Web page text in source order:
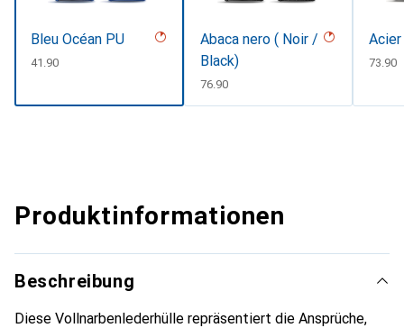
Bleu Océan PU
CHF
41.90
Abaca nero ( Noir /
Black)
CHF
76.90
CHF
73.90
Produktinformationen
Beschreibung
Diese Vollnarbenlederhülle repräsentiert die Ansprüche,